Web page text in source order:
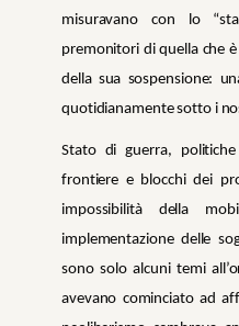
misuravano con lo
premonitori di quella che
della sua sospensione:
quotidianamente sotto i
Stato di guerra,
frontiere e blocchi dei
impossibilità della
implementazione delle
sono solo alcuni temi
avevano cominciato ad